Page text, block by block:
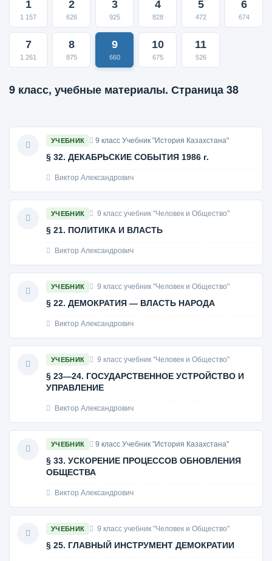
1
1 157
2
626
3
925
4
828
5
472
6
674
7
1 261
8
875
9
660
10
675
11
526
9 класс, учебные материалы. Страница 38
УЧЕБНИК 9 класс Учебник "История Казахстана"
§ 32. ДЕКАБРЬСКИЕ СОБЫТИЯ 1986 г.
Виктор Александрович
УЧЕБНИК 9 класс учебник "Человек и Общество"
§ 21. ПОЛИТИКА И ВЛАСТЬ
Виктор Александрович
УЧЕБНИК 9 класс учебник "Человек и Общество"
§ 22. ДЕМОКРАТИЯ — ВЛАСТЬ НАРОДА
Виктор Александрович
УЧЕБНИК 9 класс учебник "Человек и Общество"
§ 23—24. ГОСУДАРСТВЕННОЕ УСТРОЙСТВО И
УПРАВЛЕНИЕ
Виктор Александрович
УЧЕБНИК 9 класс Учебник "История Казахстана"
§ 33. УСКОРЕНИЕ ПРОЦЕССОВ ОБНОВЛЕНИЯ
ОБЩЕСТВА
Виктор Александрович
УЧЕБНИК 9 класс учебник "Человек и Общество"
§ 25. ГЛАВНЫЙ ИНСТРУМЕНТ ДЕМОКРАТИИ